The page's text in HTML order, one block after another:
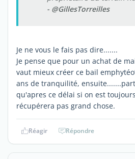
- @GillesTorreilles
Je ne vous le fais pas dire.......
Je pense que pour un achat de
vaut mieux créer ce bail
ans de tranquilité,
qu'apres ce délai si on est
récupérera pas grand chose.
Réagir Répondre